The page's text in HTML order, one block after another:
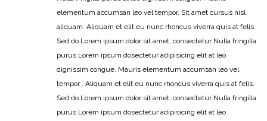
elementum accumsan leo vel tempor. Sit amet cursus nisl
aliquam. Aliquam et elit eu nunc rhoncus viverra quis at felis.
Sed do.Lorem ipsum dolor sit amet, consectetur Nulla fringilla
purus Lorem ipsum dosectetur adipisicing elit at leo
dignissim congue. Mauris elementum accumsan leo vel
tempor . Aliquam et elit eu nunc rhoncus viverra quis at felis.
Sed do.Lorem ipsum dolor sit amet, consectetur Nulla fringilla
purus Lorem ipsum dosectetur adipisicing elit at leo